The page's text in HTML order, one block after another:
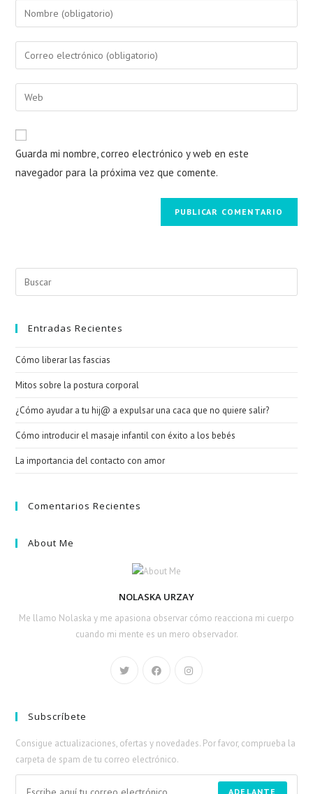
Guarda mi nombre, correo electrónico y web en este
navegador para la próxima vez que comente.
Entradas Recientes
Cómo liberar las fascias
Mitos sobre la postura corporal
¿Cómo ayudar a tu hij@ a expulsar una caca que no quiere salir?
Cómo introducir el masaje infantil con éxito a los bebés
La importancia del contacto con amor
Comentarios Recientes
About Me
NOLASKA URZAY
Me llamo Nolaska y me apasiona observar cómo reacciona mi cuerpo
cuando mi mente es un mero observador.
Subscríbete
Consigue actualizaciones, ofertas y novedades. Por favor, comprueba la
carpeta de spam de tu correo electrónico.
ADELANTE